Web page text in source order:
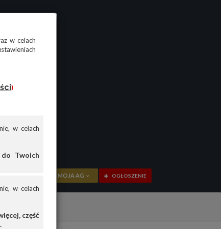
w celach
)
w celach
Twoich
w celach
część
MOJA AG
PRZEGLĄD
OGŁOSZENIE